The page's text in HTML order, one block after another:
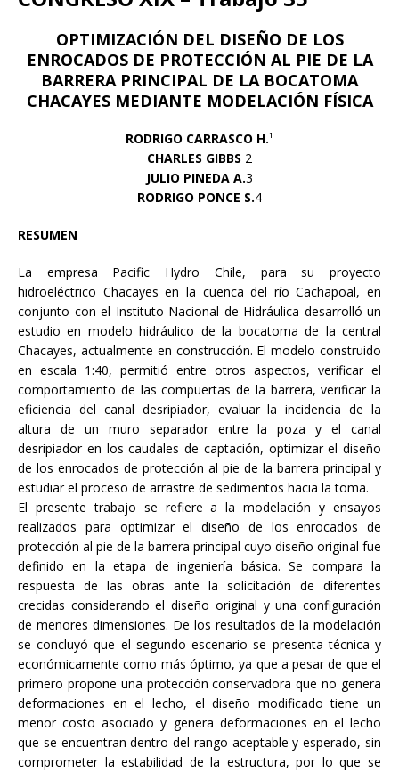
OPTIMIZACIÓN DEL DISEÑO DE LOS
ENROCADOS DE PROTECCIÓN AL PIE DE LA
BARRERA PRINCIPAL DE LA BOCATOMA
CHACAYES MEDIANTE MODELACIÓN FÍSICA
RODRIGO CARRASCO H.¹
CHARLES GIBBS 2
JULIO PINEDA A.3
RODRIGO PONCE S.4
RESUMEN
La empresa Pacific Hydro Chile, para su proyecto
hidroeléctrico Chacayes en la cuenca del río Cachapoal, en
conjunto con el Instituto Nacional de Hidráulica desarrolló un
estudio en modelo hidráulico de la bocatoma de la central
Chacayes, actualmente en construcción. El modelo construido
en escala 1:40, permitió entre otros aspectos, verificar el
comportamiento de las compuertas de la barrera, verificar la
eficiencia del canal desripiador, evaluar la incidencia de la
altura de un muro separador entre la poza y el canal
desripiador en los caudales de captación, optimizar el diseño
de los enrocados de protección al pie de la barrera principal y
estudiar el proceso de arrastre de sedimentos hacia la toma.
El presente trabajo se refiere a la modelación y ensayos
realizados para optimizar el diseño de los enrocados de
protección al pie de la barrera principal cuyo diseño original fue
definido en la etapa de ingeniería básica. Se compara la
respuesta de las obras ante la solicitación de diferentes
crecidas considerando el diseño original y una configuración
de menores dimensiones. De los resultados de la modelación
se concluyó que el segundo escenario se presenta técnica y
económicamente como más óptimo, ya que a pesar de que el
primero propone una protección conservadora que no genera
deformaciones en el lecho, el diseño modificado tiene un
menor costo asociado y genera deformaciones en el lecho
que se encuentran dentro del rango aceptable y esperado, sin
comprometer la estabilidad de la estructura, por lo que se